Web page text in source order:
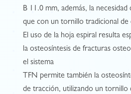
B 11.0 mm, además, la
que con un tornillo tradicional de
El uso de la hoja espiral resulta
la osteosíntesis de fracturas
el sistema
TFN permite también la
de tracción, utilizando un tornillo